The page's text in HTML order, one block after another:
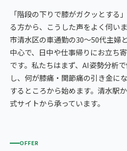
「階段の下りで膝がガクッとす
る方から、こうした声をよく伺い
市清水区の車通勤の30〜50代主婦
中心で、日中や仕事帰りにお立ち
です。私たちはまず、AI姿勢分析
し、何が膝痛・関節痛の引き金に
するところから始めます。清水駅
式サイトから承っています。
OFFER